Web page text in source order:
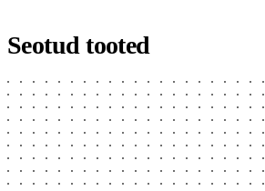
Seotud tooted